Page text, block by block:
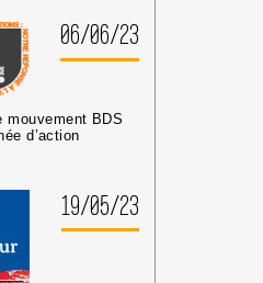
06/06/23
mouvement BDS
d’action
19/05/23